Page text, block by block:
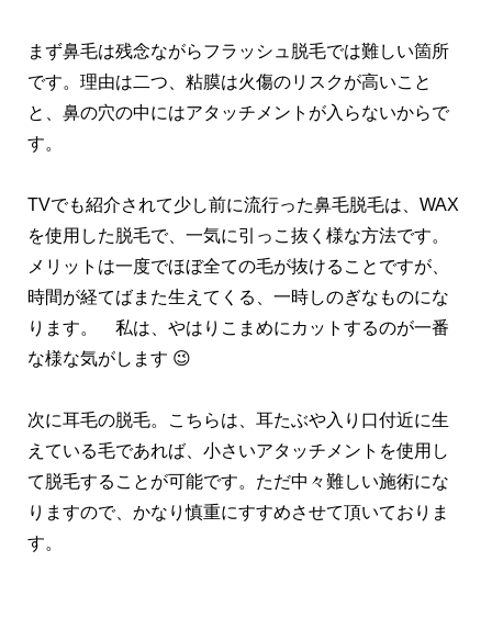
まず鼻毛は残念ながらフラッシュ脱毛では難しい箇所
です。理由は二つ、粘膜は火傷のリスクが高いこと
と、鼻の穴の中にはアタッチメントが入らないからで
す。
TVでも紹介されて少し前に流行った鼻毛脱毛は、WAX
を使用した脱毛で、一気に引っこ抜く様な方法です。
メリットは一度でほぼ全ての毛が抜けることですが、
時間が経てばまた生えてくる、一時しのぎなものにな
ります。 私は、やはりこまめにカットするのが一番
な様な気がします 😉
次に耳毛の脱毛。こちらは、耳たぶや入り口付近に生
えている毛であれば、小さいアタッチメントを使用し
て脱毛することが可能です。ただ中々難しい施術にな
りますので、かなり慎重にすすめさせて頂いておりま
す。